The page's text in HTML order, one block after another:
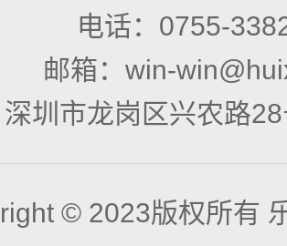
电话： 0755-
邮箱： win-
深圳市龙岗区兴农路
© 2023版权所有